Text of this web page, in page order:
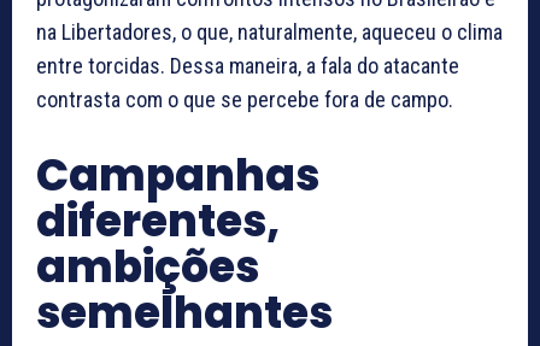
na Libertadores, o que, naturalmente, aqueceu o clima
entre torcidas. Dessa maneira, a fala do atacante
contrasta com o que se percebe fora de campo.
Campanhas
diferentes,
ambições
semelhantes